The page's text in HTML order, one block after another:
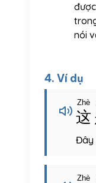
nói
4. Ví dụ
这
Zhè
Đây
Zhè